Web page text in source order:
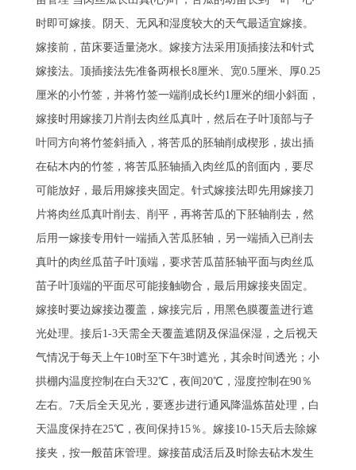
时即可嫁接。阴天、无风和湿度较大的天气最适宜嫁接。
嫁接前，苗床要适量浇水。嫁接方法采用顶插接法和针式
嫁接法。顶插接法先准备两根长8厘米、宽0.5厘米、厚0.25
厘米的小竹签，并将竹签一端削成长约1厘米的细小斜面，
嫁接时用嫁接刀片削去肉丝瓜真叶，然后在子叶顶部与子
叶同方向将竹签斜插入，将苦瓜的胚轴削成楔形，拔出插
在砧木内的竹签，将苦瓜胚轴插入肉丝瓜的剖面内，要尽
可能放好，最后用嫁接夹固定。针式嫁接法即先用嫁接刀
片将肉丝瓜真叶削去、削平，再将苦瓜的下胚轴削去，然
后用一嫁接专用针一端插入苦瓜胚轴，另一端插入已削去
真叶的肉丝瓜苗子叶顶端，要求苦瓜苗胚轴平面与肉丝瓜
苗子叶顶端的平面尽可能接触吻合，最后用嫁接夹固定。
嫁接时要边嫁接边覆盖，嫁接完后，用黑色膜覆盖进行遮
光处理。接后1-3天需全天覆盖遮阴及保温保湿，之后视天
气情况于每天上午10时至下午3时遮光，其余时间透光；小
拱棚内温度控制在白天32℃，夜间20℃，湿度控制在90％
左右。7天后全天见光，要逐步进行通风降温炼苗处理，白
天温度保持在25℃，夜间保持15％。嫁接10-15天后去除嫁
接夹，按一般苗床管理。嫁接苗成活后及时除去砧木发生